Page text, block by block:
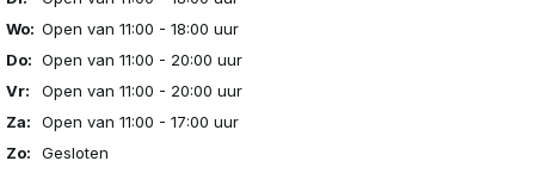
Wo: Open van 11:00 - 18:00 uur
Do: Open van 11:00 - 20:00 uur
Vr:
Open van 11:00 - 20:00 uur
Za:
Open van 11:00 - 17:00 uur
Zo:
Gesloten